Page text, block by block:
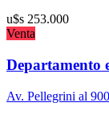
u$s 253.000
Venta
Departamento
Av. Pellegrini al 900